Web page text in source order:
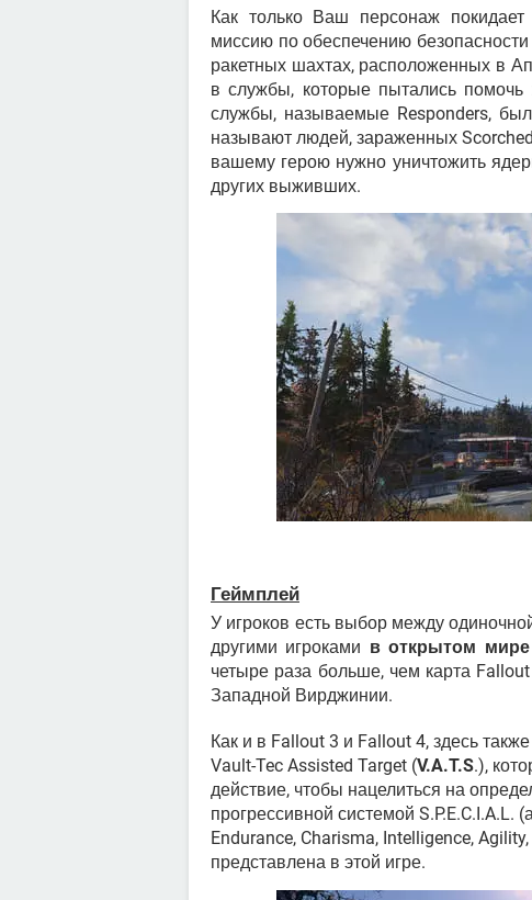
Как только Ваш персонаж
миссию по обеспечению
ракетных шахтах, расположенных в
в службы, которые пытались
службы, называемые Responders,
называют людей, зараженных
вашему герою нужно уничтожить
других выживших.
Геймплей
У игроков есть выбор между
другими игроками в открытом мире
четыре раза больше, чем карта
Западной Вирджинии.
Как и в Fallout 3 и Fallout 4, здесь
Vault-Tec Assisted Target (V.A.T.S.),
действие, чтобы нацелиться на
прогрессивной системой S.P.E.C.I.A.L.
Endurance, Charisma, Intelligence,
представлена в этой игре.